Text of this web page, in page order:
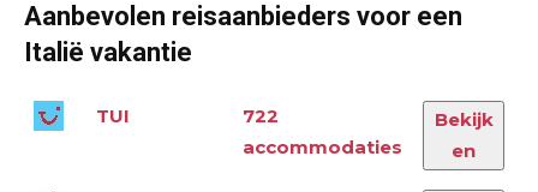
Aanbevolen reisaanbieders voor een
Italië vakantie
TUI
722
accommodaties
Bekijk
en